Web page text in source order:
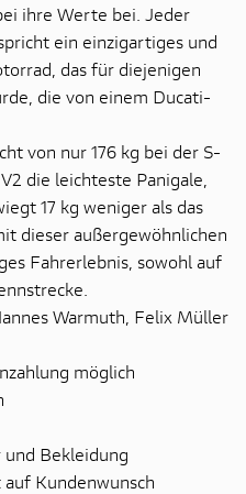
ihre Werte bei. Jeder
ein einzigartiges und
das für diejenigen
die von einem Ducati-
von nur 176 kg bei der S-
die leichteste Panigale,
17 kg weniger als das
dieser außergewöhnlichen
Fahrerlebnis, sowohl auf
Warmuth, Felix Müller
möglich
Bekleidung
Kundenwunsch